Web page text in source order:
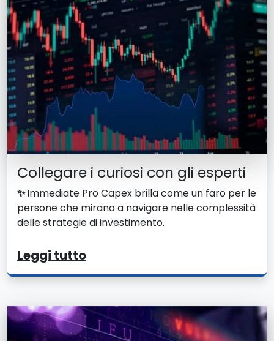
Collegare i curiosi con gli esperti
✨Immediate Pro Capex brilla come un faro per le
persone che mirano a navigare nelle complessità
delle strategie di investimento.
Leggi tutto